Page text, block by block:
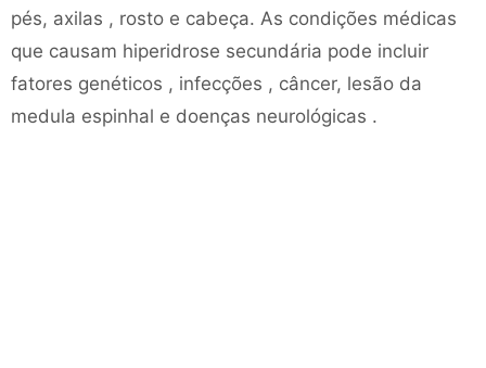
pés, axilas , rosto e cabeça. As condições médicas
que causam hiperidrose secundária pode incluir
fatores genéticos , infecções , câncer, lesão da
medula espinhal e doenças neurológicas .